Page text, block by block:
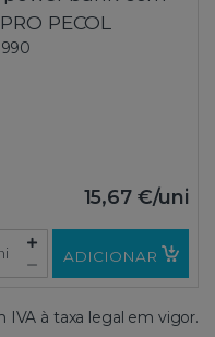
PECOL
15,67 €/uni
ADICIONAR
IVA à taxa legal em vigor.